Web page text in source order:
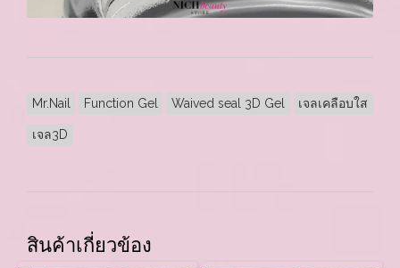
Mr.Nail Function Gel Waived seal 3D Gel เจลเคลือบใส
เจล3D
สินค้าเกี่ยวข้อง